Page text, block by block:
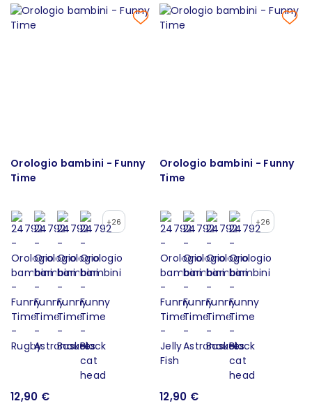
Orologio bambini - Funny
Time
+26
12,90 €
Orologio bambini - Funny
Time
+26
12,90 €